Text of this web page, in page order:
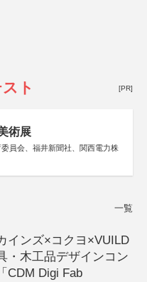
ト [PR]
術展
員会、福井新聞社、関西電力株
一覧
インズ×コクヨ×VUILD
・木工品デザインコン
CDM Digi Fab